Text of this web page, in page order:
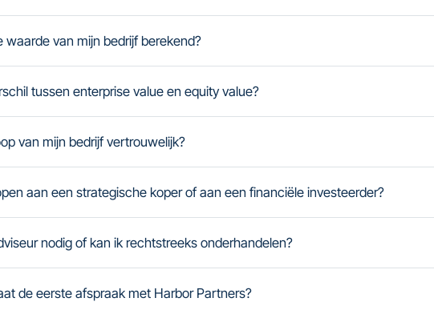
waarde van mijn bedrijf berekend?
tussen enterprise value en equity value?
van mijn bedrijf vertrouwelijk?
aan een strategische koper of aan een financiële investeerder?
nodig of kan ik rechtstreeks onderhandelen?
de eerste afspraak met Harbor Partners?